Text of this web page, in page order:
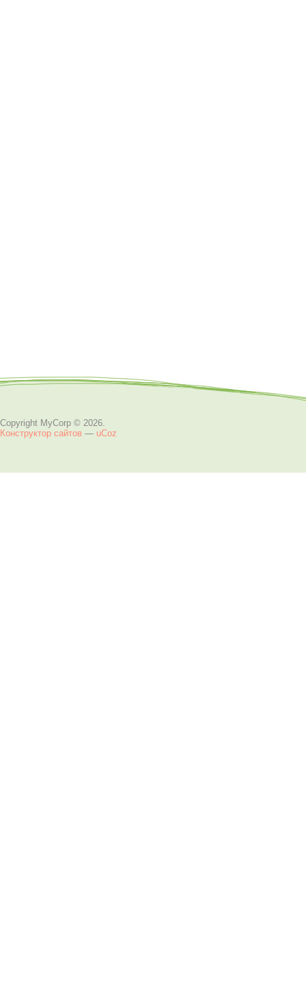
Copyright MyCorp © 2026.
Конструктор сайтов — uCoz